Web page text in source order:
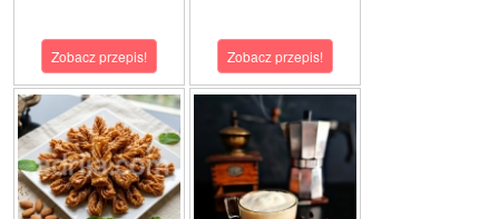
Zobacz przepis! Zobacz przepis!